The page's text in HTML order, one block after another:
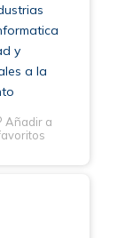
y
a la
Añadir a